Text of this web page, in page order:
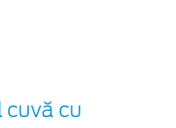
cuvă cu